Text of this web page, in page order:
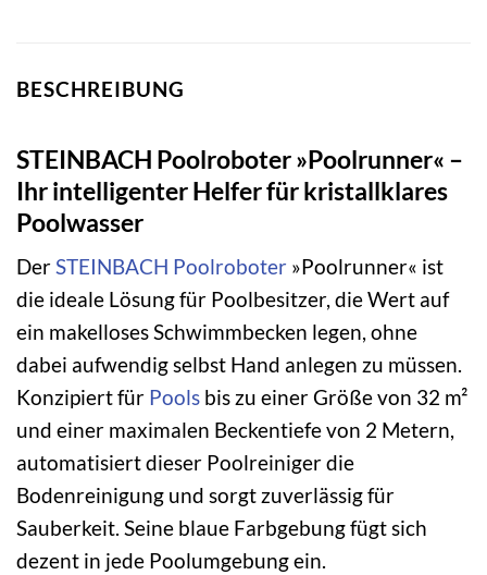
BESCHREIBUNG
STEINBACH Poolroboter »Poolrunner« –
Ihr intelligenter Helfer für kristallklares
Poolwasser
DerSTEINBACH Poolroboter »Poolrunner« ist
die ideale Lösung für Poolbesitzer, die Wert auf
ein makelloses Schwimmbecken legen, ohne
dabei aufwendig selbst Hand anlegen zu müssen.
Konzipiert für Pools bis zu einer Größe von 32 m²
und einer maximalen Beckentiefe von 2 Metern,
automatisiert dieser Poolreiniger die
Bodenreinigung und sorgt zuverlässig für
Sauberkeit. Seine blaue Farbgebung fügt sich
dezent in jede Poolumgebung ein.